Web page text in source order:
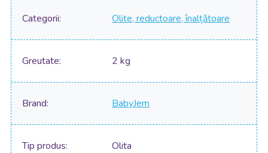
Categorii Olite, reductoare, înalțǎtoare
Greutate 2 kg
Brand BabyJem
Tip produs Olita